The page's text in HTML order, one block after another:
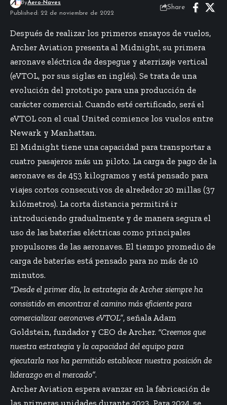
ByAero-Naves
Published: 22 de noviembre de 2022
Share
Después de realizar los primeros ensayos de vuelos,
Archer Aviation presenta al Midnight, su primera
aeronave eléctrica de despegue y aterrizaje vertical
(eVTOL, por sus siglas en inglés). Se trata de una
evolución del prototipo para una producción de
carácter comercial. Cuando esté certificado, será el
eVTOL con el cual United comience los vuelos entre
Newark y Manhattan.
El Midnight tiene una capacidad para transportar a
cuatro pasajeros más un piloto. La carga de pago de la
aeronave es de 453 kilogramos y está pensado para
viajes cortos consecutivos de alrededor 20 millas (37
kilómetros). La corta distancia permitirá ir
introduciendo gradualmente y de manera segura el
uso de las baterías eléctricas como principales
propulsores de las aeronaves. El tiempo promedio de
carga de baterías está pensado para no más de 10
minutos.
“Desde el primer día, la estrategia de Archer siempre ha
consistido en encontrar el camino más eficiente para
comercializar aeronaves eVTOL”, señala Adam
Goldstein, fundador y CEO de Archer. “Creemos que
nuestra estrategia y la capacidad del equipo para
ejecutarla nos ha permitido establecer nuestra posición de
liderazgo en el mercado”.
Archer Aviation espera avanzar en la fabricación de
las primeras unidades durante 2023. Para 2024, se